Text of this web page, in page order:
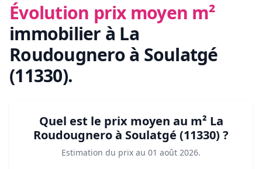
Évolution prix moyen m²
immobilier à La
Roudougnero à Soulatgé
(11330).
Quel est le prix moyen au m² La
Roudougnero à Soulatgé (11330) ?
Estimation du prix au 01 août 2026.